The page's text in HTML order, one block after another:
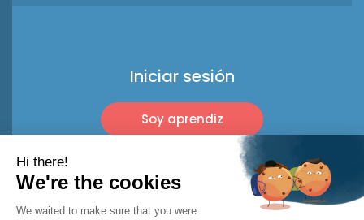
Iniciar sesión
Soy aprendiz